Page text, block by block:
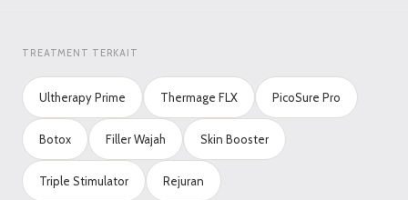
TREATMENT TERKAIT
Ultherapy Prime Thermage FLX PicoSure Pro
Botox Filler Wajah Skin Booster
Triple Stimulator Rejuran